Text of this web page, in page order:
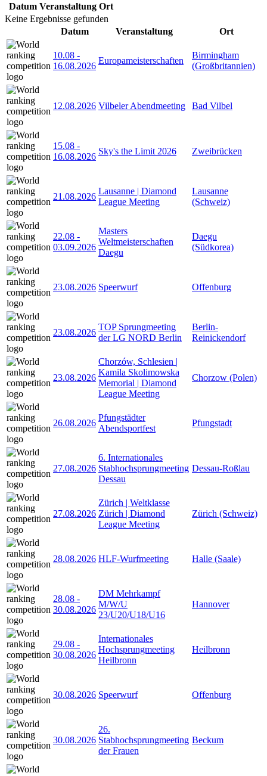
Datum Veranstaltung Ort
Keine Ergebnisse gefunden
Datum
Veranstaltung Ort
10.08 -
16.08.2026
Europameisterschaften
Birmingham
(Großbritannien)
12.08.2026 Vilbeler Abendmeeting Bad Vilbel
15.08 -
16.08.2026
Sky's the Limit 2026 Zweibrücken
21.08.2026
Lausanne | Diamond
League Meeting
Lausanne
(Schweiz)
22.08 -
03.09.2026
Masters
Weltmeisterschaften
Daegu
Daegu
(Südkorea)
23.08.2026 Speerwurf Offenburg
23.08.2026
TOP Sprungmeeting
der LG NORD Berlin
Berlin-
Reinickendorf
23.08.2026
Chorzów, Schlesien |
Kamila Skolimowska
Memorial | Diamond
League Meeting
Chorzow (Polen)
26.08.2026
Pfungstädter
Abendsportfest
Pfungstadt
27.08.2026
6. Internationales
Stabhochsprungmeeting
Dessau
Dessau-Roßlau
27.08.2026
Zürich | Weltklasse
Zürich | Diamond
League Meeting
Zürich (Schweiz)
28.08.2026 HLF-Wurfmeeting Halle (Saale)
28.08 -
30.08.2026
DM Mehrkampf
M/W/U
23/U20/U18/U16
Hannover
29.08 -
30.08.2026
Internationales
Hochsprungmeeting
Heilbronn
Heilbronn
30.08.2026 Speerwurf Offenburg
30.08.2026
26.
Stabhochsprungmeeting
der Frauen
Beckum